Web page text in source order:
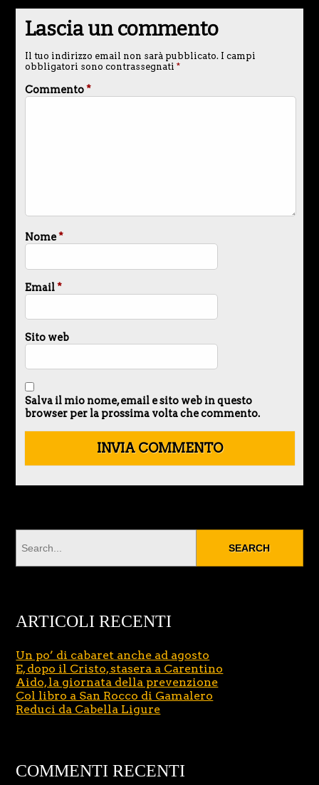
Lascia un commento
Il tuo indirizzo email non sarà pubblicato. I campi
obbligatori sono contrassegnati *
Commento*
Nome*
Email*
Sito web
Salva il mio nome, email e sito web in questo
browser per la prossima volta che commento.
ARTICOLI RECENTI
Un po’ di cabaret anche ad agosto
E, dopo il Cristo, stasera a Carentino
Aido, la giornata della prevenzione
Col libro a San Rocco di Gamalero
Reduci da Cabella Ligure
COMMENTI RECENTI